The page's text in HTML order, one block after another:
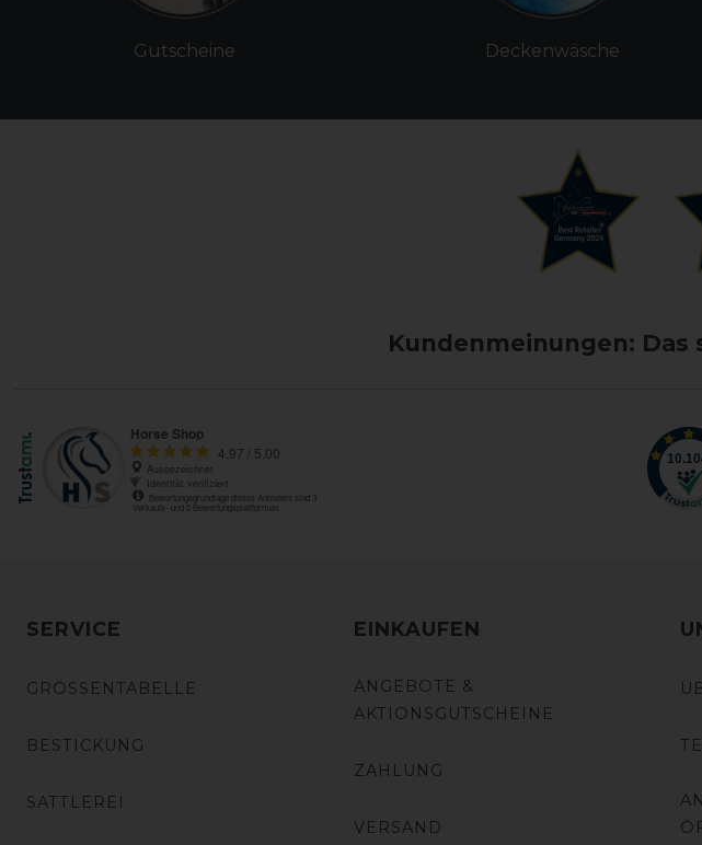
Gutscheine Deckenwäsche
Kundenmeinungen: Das
SERVICE
GRÖSSENTABELLE
BESTICKUNG
SATTLEREI
EINKAUFEN
ANGEBOTE &
AKTIONSGUTSCHEINE
ZAHLUNG
VERSAND